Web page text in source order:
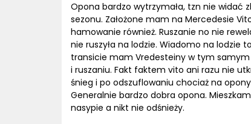
Opona bardzo wytrzymała, tzn nie widać
sezonu. Założone mam na Mercedesie
hamowanie również. Ruszanie no nie
nie ruszyła na lodzie. Wiadomo na lodzie
transicie mam Vredesteiny w tym
i ruszaniu. Fakt faktem vito ani razu nie
śnieg i po odszuflowaniu chociaż na
Generalnie bardzo dobra opona.
nasypie a nikt nie odśnieży.